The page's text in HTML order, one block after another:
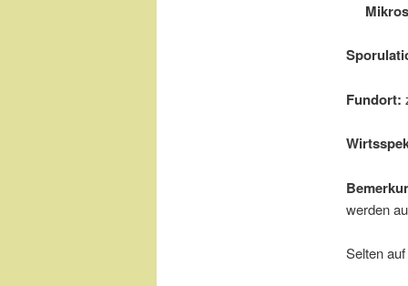
Fundort:
werden
Selten